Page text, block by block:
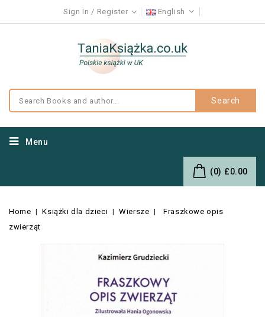
Sign In Register English
Search
Menu
(0) £0.00
Home Książki dla dzieci Wiersze
Fraszkowe opis
zwierząt